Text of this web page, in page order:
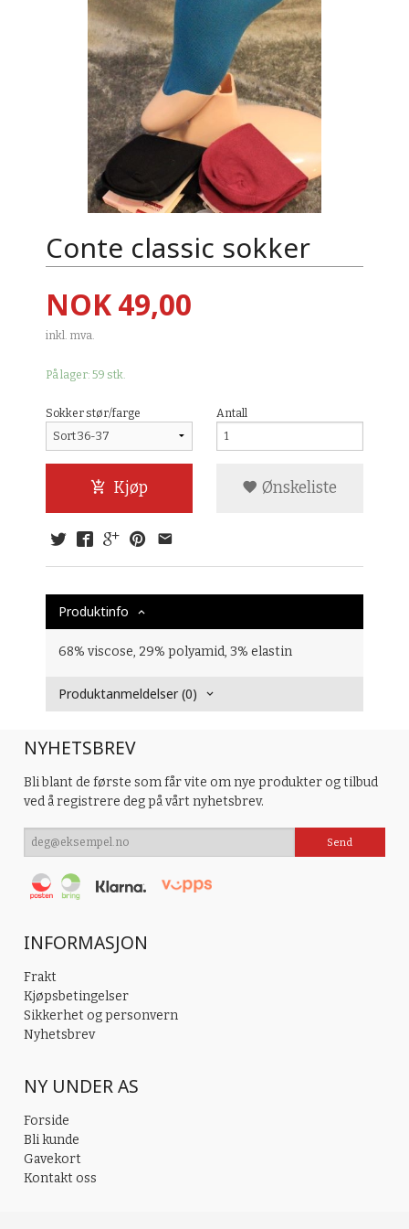
Conte classic sokker
Pris
NOK49,00
inkl. mva.
På lager: 59 stk.
Sokker stør/farge Antall
Kjøp Ønskeliste
Produktinfo
68% viscose, 29% polyamid, 3% elastin
Produktanmeldelser (0)
NYHETSBREV
Bli blant de første som får vite om nye produkter og tilbud
ved å registrere deg på vårt nyhetsbrev.
INFORMASJON
Frakt
Kjøpsbetingelser
Sikkerhet og personvern
Nyhetsbrev
NY UNDER AS
Forside
Bli kunde
Gavekort
Kontakt oss